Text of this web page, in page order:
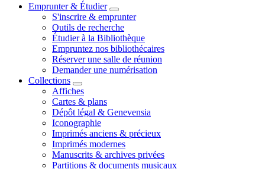
Emprunter & Étudier
S'inscrire & emprunter
Outils de recherche
Étudier à la Bibliothèque
Empruntez nos bibliothécaires
Réserver une salle de réunion
Demander une numérisation
Collections
Affiches
Cartes & plans
Dépôt légal & Genevensia
Iconographie
Imprimés anciens & précieux
Imprimés modernes
Manuscrits & archives privées
Partitions & documents musicaux